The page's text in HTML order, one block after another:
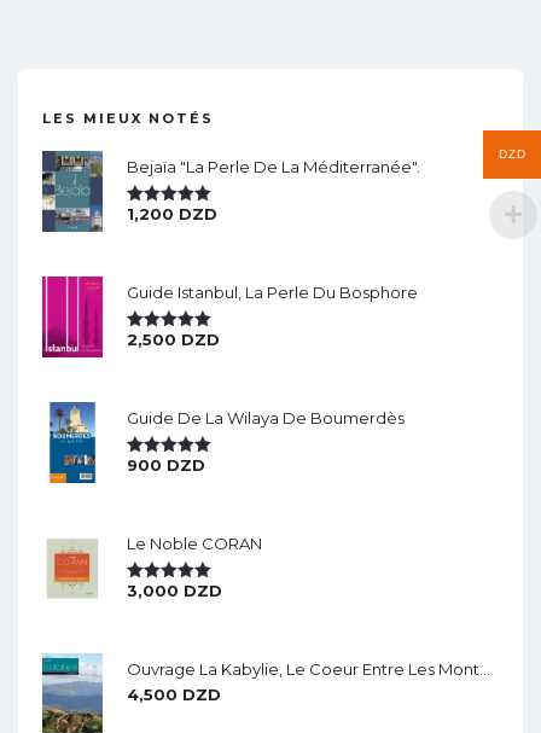
LES MIEUX NOTÉS
Bejaïa "la Perle De La Méditerranée".
Note5.00
1,200 DZD
Guide Istanbul, La Perle Du Bosphore
Note5.00
2,500 DZD
Guide De La Wilaya De Boumerdès
Note 5.00
900 DZD
Le Noble CORAN
Note5.00
3,000 DZD
Ouvrage La Kabylie, Le Coeur Entre Les Montagnes.
4,500 DZD
DZD